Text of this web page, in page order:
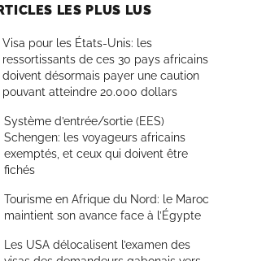
LES PLUS LUS
Visa pour les États-Unis: les
ressortissants de ces 30 pays africains
doivent désormais payer une caution
pouvant atteindre 20.000 dollars
Système d’entrée/sortie (EES)
Schengen: les voyageurs africains
exemptés, et ceux qui doivent être
fichés
Tourisme en Afrique du Nord: le Maroc
maintient son avance face à l’Égypte
Les USA délocalisent l’examen des